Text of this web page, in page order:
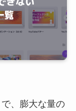
、膨大な量の